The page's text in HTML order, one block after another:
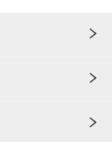
para sua